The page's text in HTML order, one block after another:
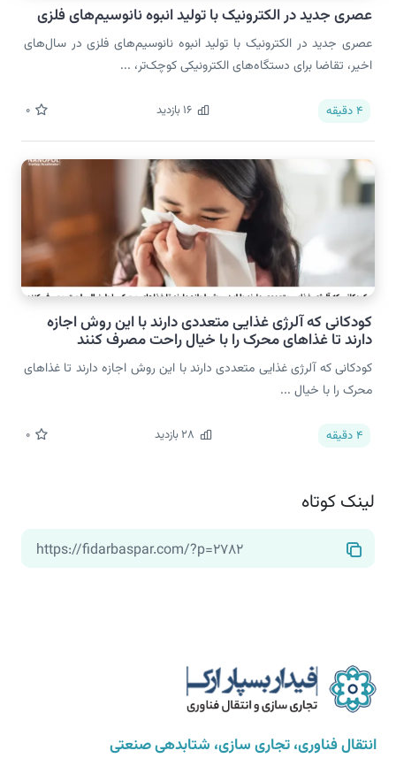
عصری جدید در الکترونیک با تولید انبوه نانوسیم‌های فلزی
عصری جدید در الکترونیک با تولید انبوه نانوسیم‌های فلزی در سال‌های
اخیر، تقاضا برای دستگاه‌های الکترونیکی کوچک‌تر، ...
4 دقیقه 16 بازدید 0
کودکانی که آلرژی غذایی متعددی دارند با این روش اجازه
دارند تا غذاهای محرک را با خیال راحت مصرف کنند
کودکانی که آلرژی غذایی متعددی دارند با این روش اجازه دارند تا غذاهای
محرک را با خیال ...
4 دقیقه 28 بازدید 0
لینک کوتاه
انتقال فناوری، تجاری سازی، شتابدهی صنعتی